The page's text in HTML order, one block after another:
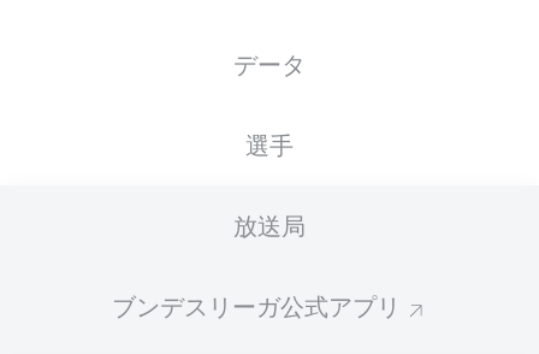
データ
選手
放送局
ブンデスリーガ公式アプリ
スターティングメンバーは試合開始の 60分前